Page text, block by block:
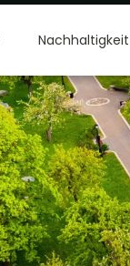
Nachhaltigkeit